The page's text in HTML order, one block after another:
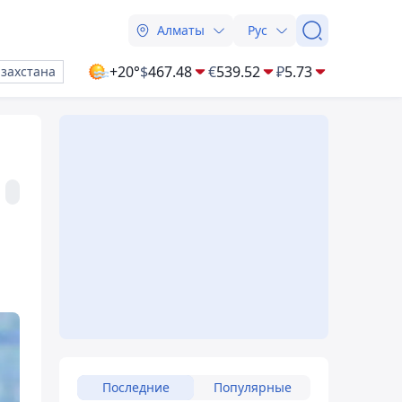
Алматы Рус
+20°$467.48 €539.52 ₽5.73
Последние Популярные